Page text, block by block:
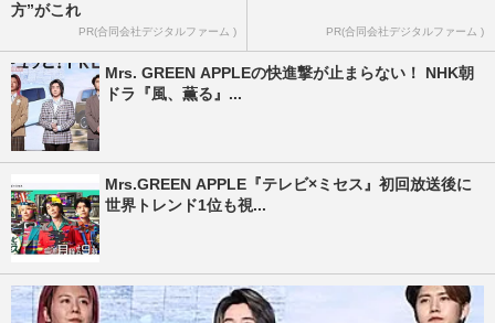
方”がこれ
PR(合同会社デジタルファーム ) PR(合同会社デジタルファーム )
Mrs. GREEN APPLEの快進撃が止まらない！ NHK朝
ドラ『風、薫る』...
Mrs.GREEN APPLE『テレビ×ミセス』初回放送後に
世界トレンド1位も視...